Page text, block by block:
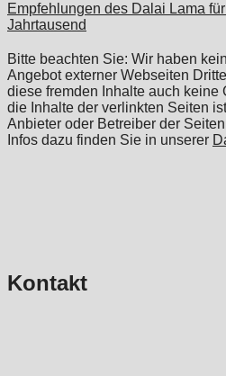
Empfehlungen des Dalai Lama
Jahrtausend
Bitte beachten Sie: Wir haben
Angebot externer Webseiten
diese fremden Inhalte auch keine
die Inhalte der verlinkten Seiten
Anbieter oder Betreiber der
Infos dazu finden Sie in unserer
Kontakt